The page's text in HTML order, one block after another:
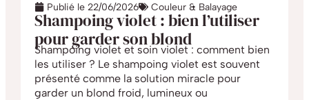
Publié le 22/06/2026 Couleur & Balayage
Shampoing violet : bien l’utiliser
pour garder son blond
Shampoing violet et soin violet : comment bien
les utiliser ? Le shampoing violet est souvent
présenté comme la solution miracle pour
garder un blond froid, lumineux ou